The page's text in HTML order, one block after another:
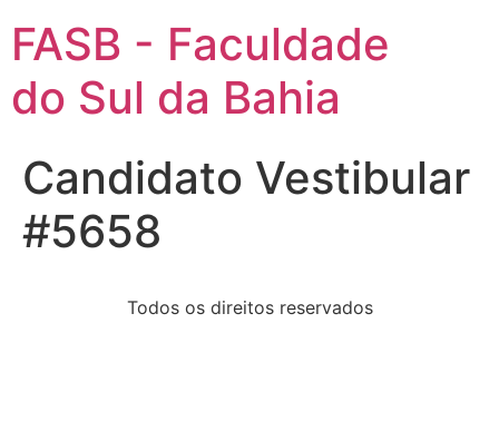
FASB - Faculdade
do Sul da Bahia
Candidato Vestibular
#5658
Todos os direitos reservados